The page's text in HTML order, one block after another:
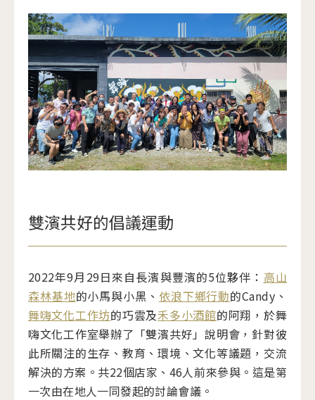
雙濱共好的倡議運動
2022年9月29日來自長濱與豐濱的5位夥伴： 高山
森林基地的小馬與小黑、 依浪下鄉行動的Candy、
舞嗨文化工作坊的巧雲及禾多小酒館的阿翔，於舞
嗨文化工作室舉辦了「雙濱共好」說明會，針對彼
此所關注的生存、教育、環境、文化等議題，交流
解決的方案。共22個店家、46人前來參與。這是第
一次由在地人一同發起的討論會議。